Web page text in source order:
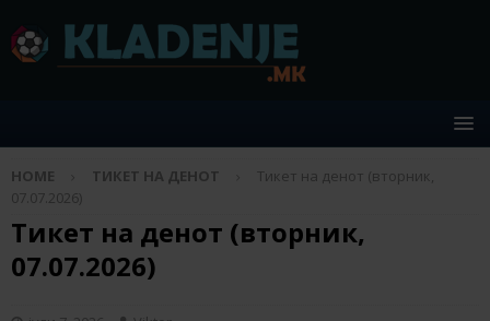
HOME ТИКЕТ НА ДЕНОТ
Тикет на денот (вторник,
07.07.2026)
Тикет на денот (вторник,
07.07.2026)